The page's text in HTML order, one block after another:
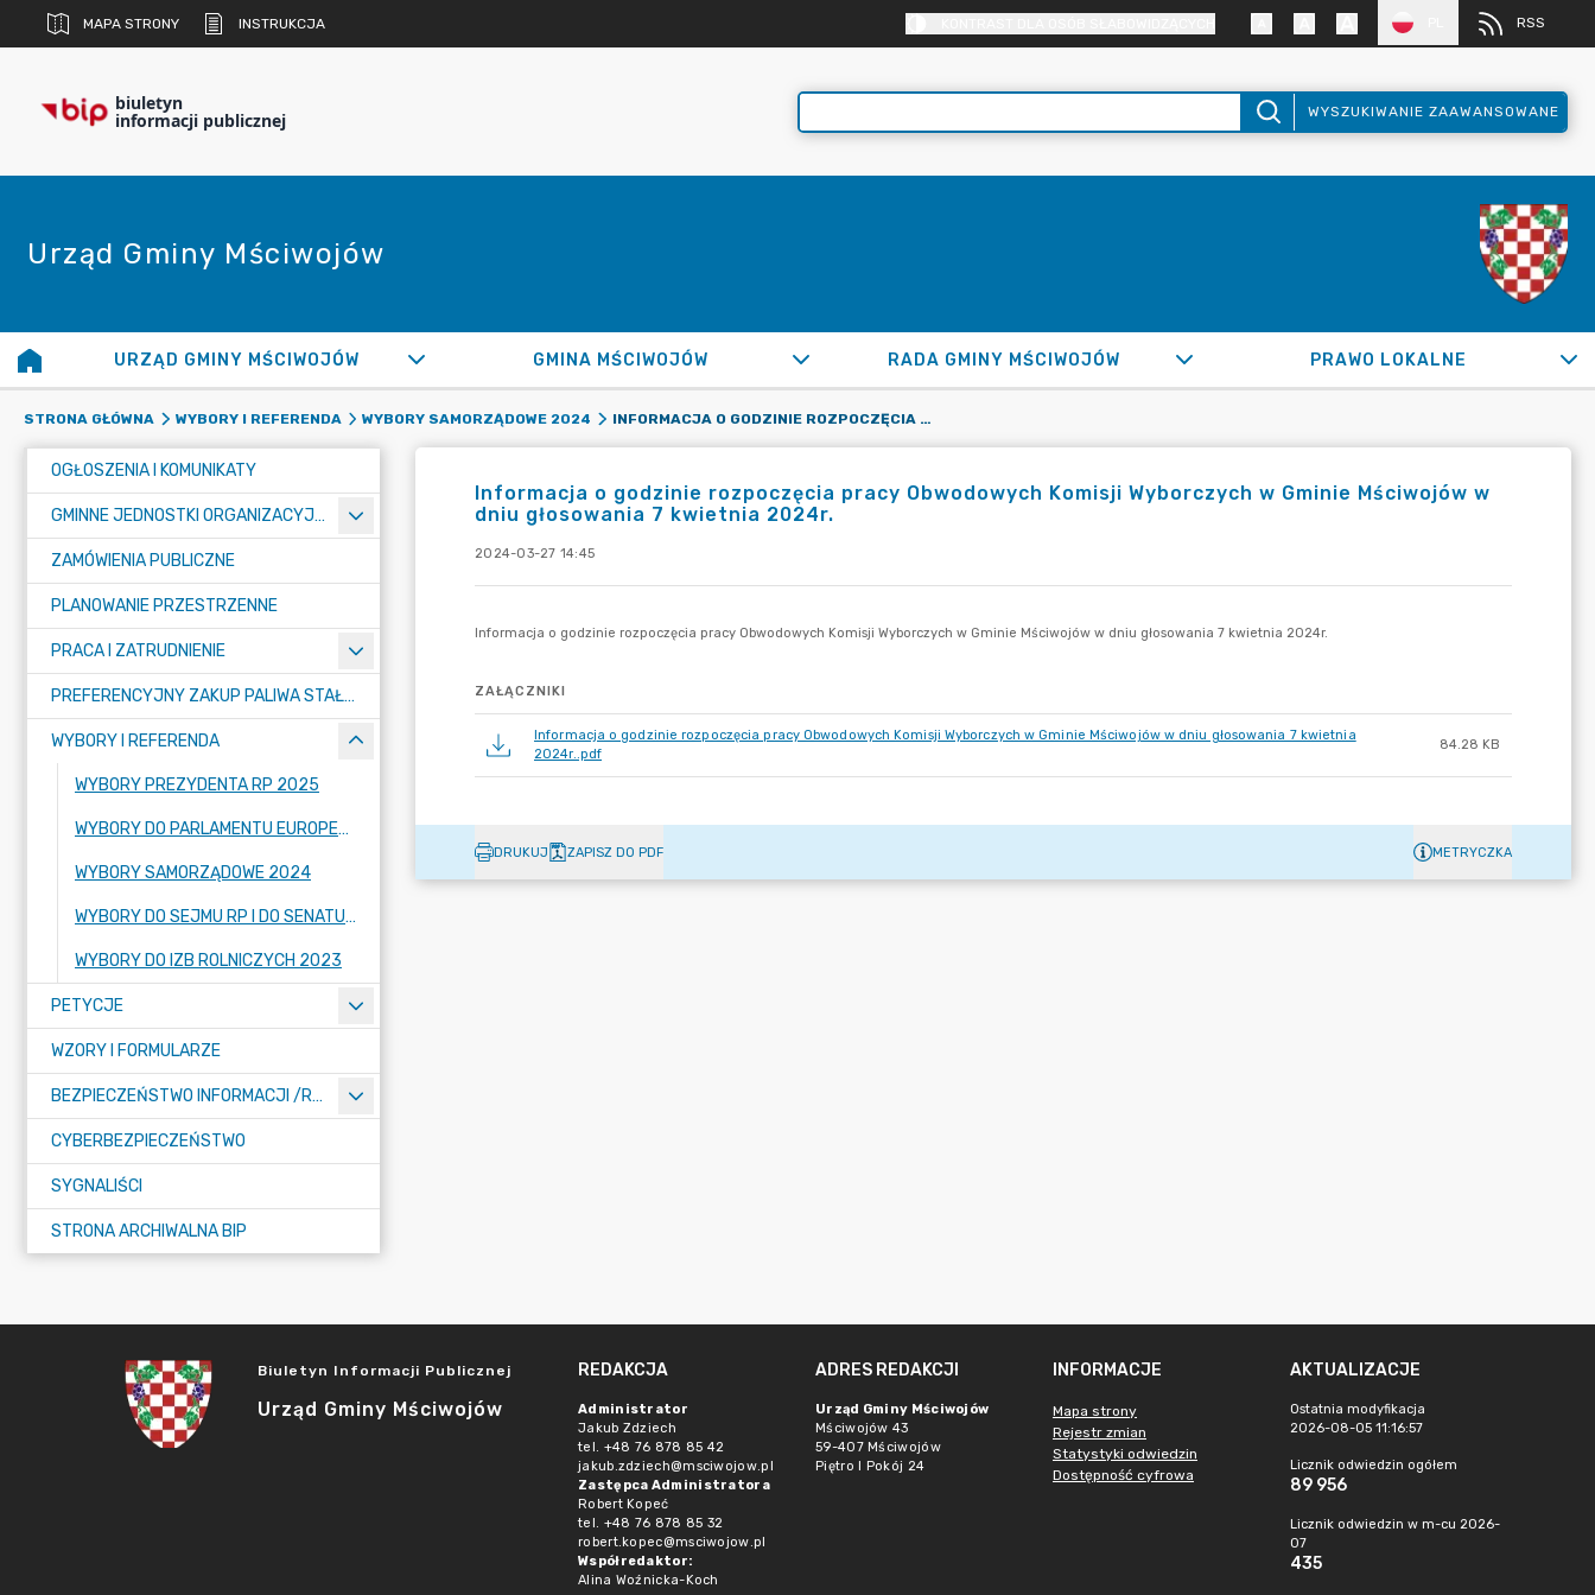
MAPA STRONY INSTRUKCJA RSS
biuletyn
informacji publicznej WYSZUKIWANIE ZAAWANSOWANE
Urząd Gminy Mściwojów
URZĄD GMINY MŚCIWOJÓW GMINA MŚCIWOJÓW RADA GMINY MŚCIWOJÓW PRAWO LOKALNE
STRONA GŁÓWNA WYBORY I REFERENDA WYBORY SAMORZĄDOWE 2024 INFORMACJA O GODZINIE ROZPOCZĘCIA PRACY OBWODOWYCH KOMISJI WYBORCZYCH W GMINIE MŚCIWOJÓW W DNIU GŁOSOWANIA 7 KWIETNIA 2024R.
OGŁOSZENIA I KOMUNIKATY
GMINNE JEDNOSTKI ORGANIZACYJNE
ZAMÓWIENIA PUBLICZNE
PLANOWANIE PRZESTRZENNE
PRACA I ZATRUDNIENIE
PREFERENCYJNY ZAKUP PALIWA STAŁEGO
WYBORY I REFERENDA
WYBORY PREZYDENTA RP 2025
WYBORY DO PARLAMENTU EUROPEJSKIEGO 2024
WYBORY SAMORZĄDOWE 2024
WYBORY DO SEJMU RP I DO SENATU RP 2023
WYBORY DO IZB ROLNICZYCH 2023
PETYCJE
WZORY I FORMULARZE
BEZPIECZEŃSTWO INFORMACJI /RODO/
CYBERBEZPIECZEŃSTWO
SYGNALIŚCI
STRONA ARCHIWALNA BIP
Informacja o godzinie rozpoczęcia pracy Obwodowych Komisji Wyborczych w Gminie Mściwojów w
dniu głosowania 7 kwietnia 2024r.
2024-03-27 14:45
ZAŁĄCZNIKI
Informacja o godzinie rozpoczęcia pracy Obwodowych Komisji Wyborczych w Gminie Mściwojów w dniu głosowania 7 kwietnia
2024r..pdf
84.28 KB
DRUKUJ ZAPISZ DO PDF METRYCZKA
Biuletyn Informacji Publicznej
Urząd Gminy Mściwojów
REDAKCJA
Administrator
Jakub Zdziech
tel. +48 76 878 85 42
jakub.zdziech@msciwojow.pl
Zastępca Administratora
Robert Kopeć
tel. +48 76 878 85 32
robert.kopec@msciwojow.pl
Współredaktor:
Alina Woźnicka-Koch
ADRES REDAKCJI
Urząd Gminy Mściwojów
Mściwojów 43
59-407 Mściwojów
Piętro I Pokój 24
INFORMACJE
Mapa strony
Rejestr zmian
Statystyki odwiedzin
Dostępność cyfrowa
AKTUALIZACJE
Ostatnia modyfikacja
2026-08-05 11:16:57
Licznik odwiedzin ogółem
89 956
Licznik odwiedzin w m-cu 2026-
07
435